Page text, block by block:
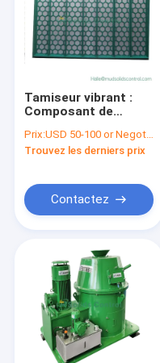
Produits
Au sujet de nous
Visite d'usine
Tamiseur vibrant :
Composant de
précision pour une
séparation fiable des
Prix:USD 50-100 or Negotiable
Trouvez les derniers prix
Contactez